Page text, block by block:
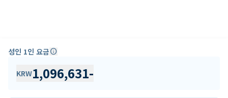
성인 1인 요금info
KRW1,096,631-